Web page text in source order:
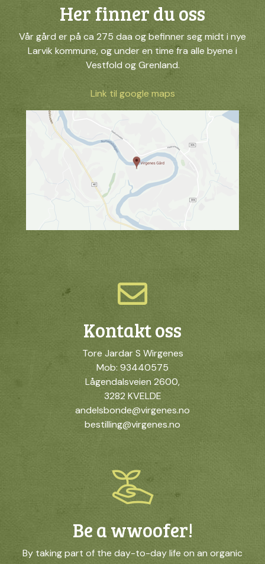
Her finner du oss
Vår gård er på ca 275 daa og befinner seg midt i nye
Larvik kommune, og under en time fra alle byene i
Vestfold og Grenland.
Link til google maps
Kontakt oss
Tore Jardar S Wirgenes
Mob: 93440575
Lågendalsveien 2600,
3282 KVELDE
andelsbonde@virgenes.no
bestilling@virgenes.no
Be a wwoofer!
By taking part of the day-to-day life on an organic